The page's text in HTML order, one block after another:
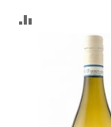
COMPARARE